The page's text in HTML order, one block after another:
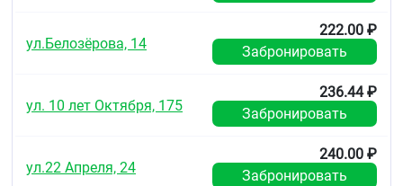
ул.Белозёрова, 14
222.00 ₽
Забронировать
ул. 10 лет Октября, 175
236.44 ₽
Забронировать
ул.22 Апреля, 24
240.00 ₽
Забронировать